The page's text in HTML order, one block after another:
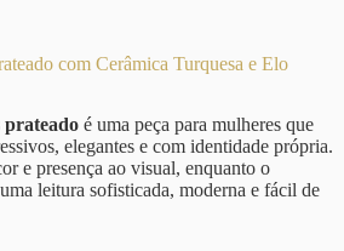
com Cerâmica Turquesa e Elo
prateado é uma peça para mulheres que
elegantes e com identidade própria.
e presença ao visual, enquanto o
leitura sofisticada, moderna e fácil de